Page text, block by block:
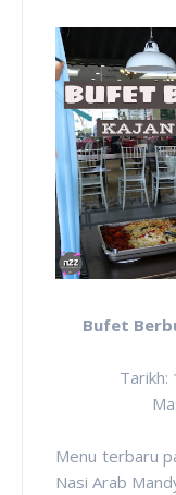
Bufet
Tarikh:
Menu terbaru
Nasi Arab